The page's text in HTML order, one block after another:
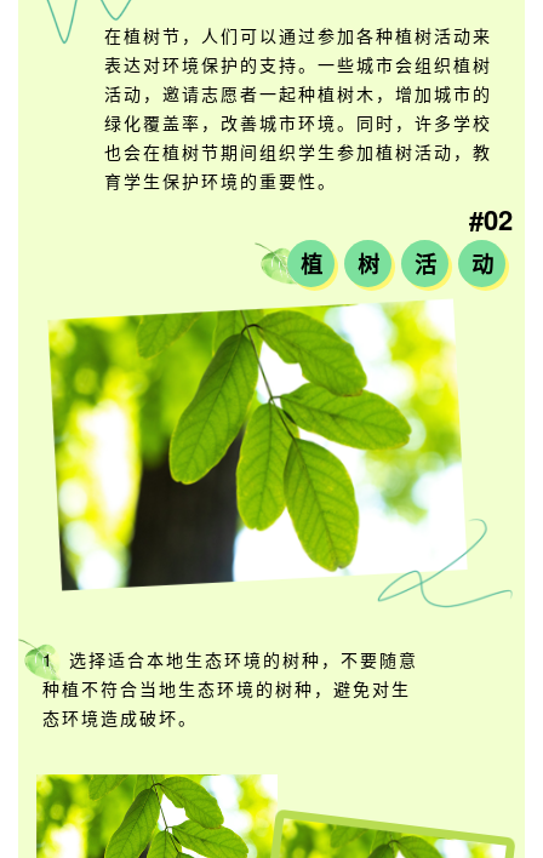
在植树节，人们可以通过参加各种植树活动来
表达对环境保护的支持。一些城市会组织植树
活动，邀请志愿者一起种植树木，增加城市的
绿化覆盖率，改善城市环境。同时，许多学校
也会在植树节期间组织学生参加植树活动，教
育学生保护环境的重要性。
#02
植 树 活 动
1 选择适合本地生态环境的树种，不要随意
种植不符合当地生态环境的树种，避免对生
态环境造成破坏。